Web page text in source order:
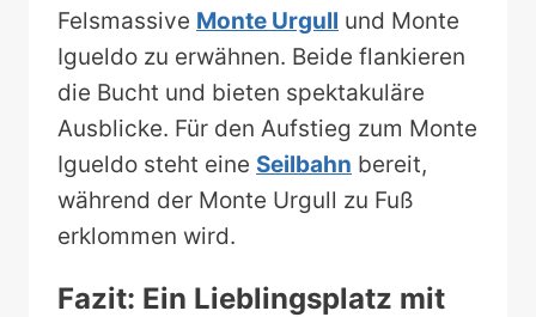
Felsmassive Monte Urgull und Monte
Igueldo zu erwähnen. Beide flankieren
die Bucht und bieten spektakuläre
Ausblicke. Für den Aufstieg zum Monte
Igueldo steht eine Seilbahn bereit,
während der Monte Urgull zu Fuß
erklommen wird.
Fazit: Ein Lieblingsplatz mit